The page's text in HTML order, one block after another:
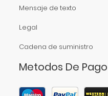
Mensaje de texto
Legal
Cadena de suministro
Metodos De Pago